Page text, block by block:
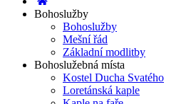
Bohoslužby
Bohoslužby
Mešní řád
Základní modlitby
Bohoslužebná místa
Kostel Ducha Svatého
Loretánská kaple